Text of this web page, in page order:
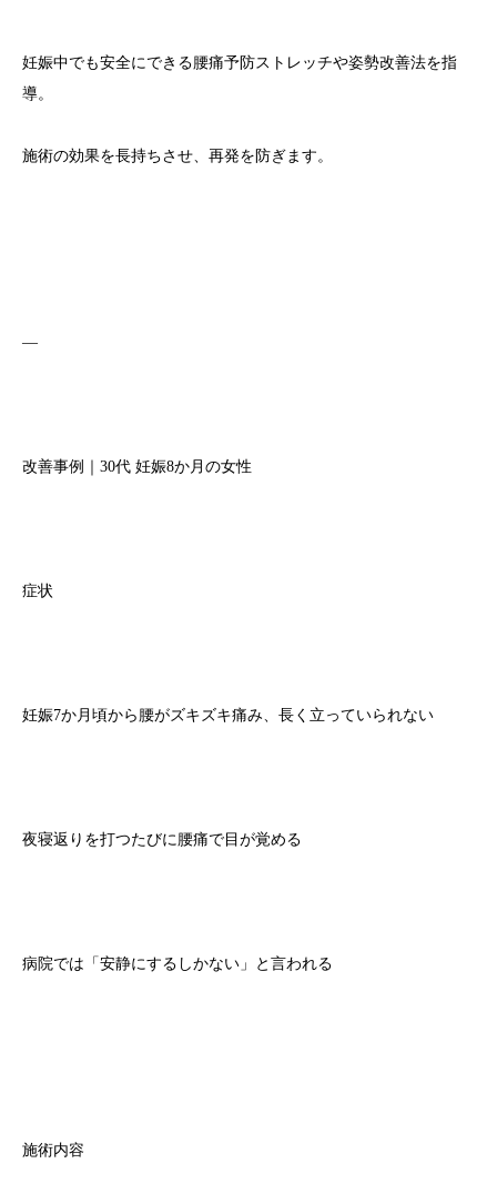
妊娠中でも安全にできる腰痛予防ストレッチや姿勢改善法を指
導。
施術の効果を長持ちさせ、再発を防ぎます。
—
改善事例｜30代 妊娠8か月の女性
症状
妊娠7か月頃から腰がズキズキ痛み、長く立っていられない
夜寝返りを打つたびに腰痛で目が覚める
病院では「安静にするしかない」と言われる
施術内容